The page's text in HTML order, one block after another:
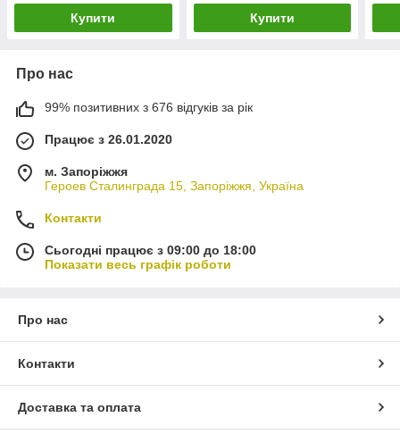
Купити Купити
Про нас
99% позитивних з 676 відгуків за рік
Працює з 26.01.2020
м. Запоріжжя
Героев Сталинграда 15, Запоріжжя, Україна
Контакти
Сьогодні працює з 09:00 до 18:00
Показати весь графік роботи
Про нас
Контакти
Доставка та оплата